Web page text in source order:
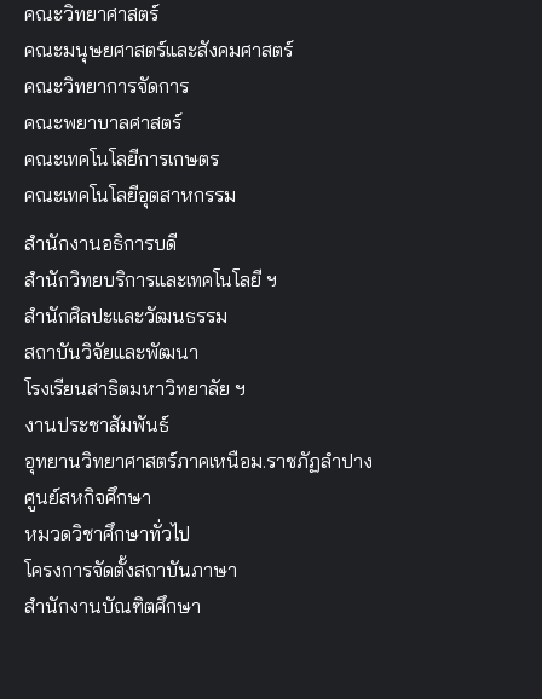
คณะวิทยาศาสตร์
คณะมนุษยศาสตร์และสังคมศาสตร์
คณะวิทยาการจัดการ
คณะพยาบาลศาสตร์
คณะเทคโนโลยีการเกษตร
คณะเทคโนโลยีอุตสาหกรรม
สำนักงานอธิการบดี
สำนักวิทยบริการและเทคโนโลยี ฯ
สำนักศิลปะและวัฒนธรรม
สถาบันวิจัยและพัฒนา
โรงเรียนสาธิตมหาวิทยาลัย ฯ
งานประชาสัมพันธ์
อุทยานวิทยาศาสตร์ภาคเหนือม.ราชภัฏลำปาง
ศูนย์สหกิจศึกษา
หมวดวิชาศึกษาทั่วไป
โครงการจัดตั้งสถาบันภาษา
สำนักงานบัณฑิตศึกษา